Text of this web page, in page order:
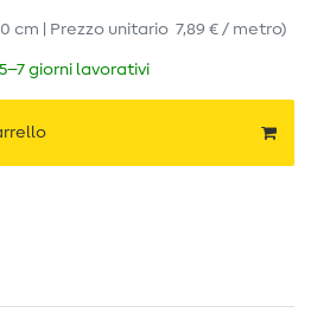
cm | Prezzo unitario 7,89 € / metro)
giorni lavorativi